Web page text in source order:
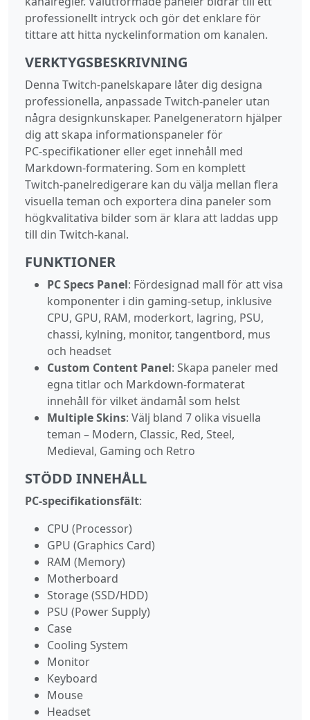
professionellt intryck och gör det enklare för
tittare att hitta nyckelinformation om kanalen.
VERKTYGSBESKRIVNING
Denna Twitch‑panelskapare låter dig designa
professionella, anpassade Twitch‑paneler utan
några designkunskaper. Panelgeneratorn hjälper
dig att skapa informationspaneler för
PC‑specifikationer eller eget innehåll med
Markdown‑formatering. Som en komplett
Twitch‑panelredigerare kan du välja mellan flera
visuella teman och exportera dina paneler som
högkvalitativa bilder som är klara att laddas upp
till din Twitch‑kanal.
FUNKTIONER
PC Specs Panel: Fördesignad mall för att visa
komponenter i din gaming‑setup, inklusive
CPU, GPU, RAM, moderkort, lagring, PSU,
chassi, kylning, monitor, tangentbord, mus
och headset
Custom Content Panel: Skapa paneler med
egna titlar och Markdown‑formaterat
innehåll för vilket ändamål som helst
Multiple Skins: Välj bland 7 olika visuella
teman – Modern, Classic, Red, Steel,
Medieval, Gaming och Retro
STÖDD INNEHÅLL
PC‑specifikationsfält:
CPU (Processor)
GPU (Graphics Card)
RAM (Memory)
Motherboard
Storage (SSD/HDD)
PSU (Power Supply)
Case
Cooling System
Monitor
Keyboard
Mouse
Headset